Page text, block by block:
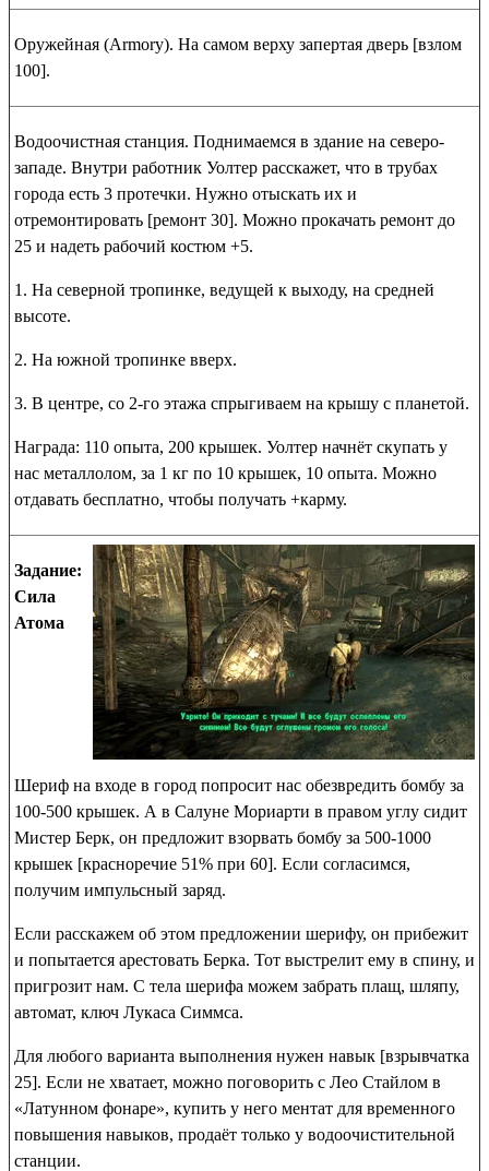
Оружейная (Armory). На самом верху запертая дверь [взлом
100].
Водоочистная станция. Поднимаемся в здание на северо-
западе. Внутри работник Уолтер расскажет, что в трубах
города есть 3 протечки. Нужно отыскать их и
отремонтировать [ремонт 30]. Можно прокачать ремонт до
25 и надеть рабочий костюм +5.
1. На северной тропинке, ведущей к выходу, на средней
высоте.
2. На южной тропинке вверх.
3. В центре, со 2-го этажа спрыгиваем на крышу с планетой.
Награда: 110 опыта, 200 крышек. Уолтер начнёт скупать у
нас металлолом, за 1 кг по 10 крышек, 10 опыта. Можно
отдавать бесплатно, чтобы получать +карму.
Задание:
Сила
Атома
Шериф на входе в город попросит нас обезвредить бомбу за
100-500 крышек. А в Салуне Мориарти в правом углу сидит
Мистер Берк, он предложит взорвать бомбу за 500-1000
крышек [красноречие 51% при 60]. Если согласимся,
получим импульсный заряд.
Если расскажем об этом предложении шерифу, он прибежит
и попытается арестовать Берка. Тот выстрелит ему в спину, и
пригрозит нам. С тела шерифа можем забрать плащ, шляпу,
автомат, ключ Лукаса Симмса.
Для любого варианта выполнения нужен навык [взрывчатка
25]. Если не хватает, можно поговорить с Лео Стайлом в
«Латунном фонаре», купить у него ментат для временного
повышения навыков, продаёт только у водоочистительной
станции.